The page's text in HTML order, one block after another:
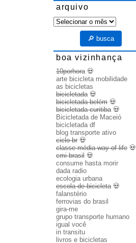
arquivo
arquivo
🔎 busca
boa vizinhança
10porhora💀
arte bicicleta mobilidade
as bicicletas
bicicletada💀
bicicletada belém 💀
bicicletada curitiba💀
Bicicletada de Maceió
bicicletada df
blog transporte ativo
ciclo br 💀
classe média way of life 💀
cmi brasil 💀
consume hasta morir
dada radio
ecologia urbana
escola de bicicleta💀
falanstério
ferrovias do brasil
gira-me
grupo transporte humano
igual você
in transitu
livros e bicicletas